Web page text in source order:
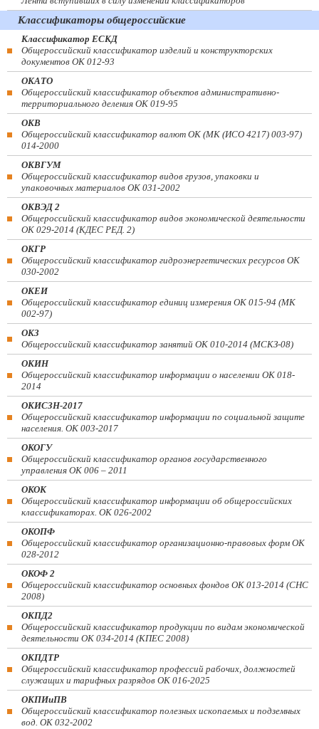
Классификаторы общероссийские
Классификатор ЕСКД
Общероссийский классификатор изделий и конструкторских
документов ОК 012-93
ОКАТО
Общероссийский классификатор объектов административно-
территориального деления ОК 019-95
ОКВ
Общероссийский классификатор валют ОК (МК (ИСО 4217) 003-97)
014-2000
ОКВГУМ
Общероссийский классификатор видов грузов, упаковки и
упаковочных материалов ОК 031-2002
ОКВЭД 2
Общероссийский классификатор видов экономической деятельности
ОК 029-2014 (КДЕС РЕД. 2)
ОКГР
Общероссийский классификатор гидроэнергетических ресурсов ОК
030-2002
ОКЕИ
Общероссийский классификатор единиц измерения ОК 015-94 (МК
002-97)
ОКЗ
Общероссийский классификатор занятий ОК 010-2014 (МСКЗ-08)
ОКИН
Общероссийский классификатор информации о населении ОК 018-
2014
ОКИСЗН-2017
Общероссийский классификатор информации по социальной защите
населения. ОК 003-2017
ОКОГУ
Общероссийский классификатор органов государственного
управления ОК 006 – 2011
ОКОК
Общероссийский классификатор информации об общероссийских
классификаторах. ОК 026-2002
ОКОПФ
Общероссийский классификатор организационно-правовых форм ОК
028-2012
ОКОФ 2
Общероссийский классификатор основных фондов ОК 013-2014 (СНС
2008)
ОКПД2
Общероссийский классификатор продукции по видам экономической
деятельности ОК 034-2014 (КПЕС 2008)
ОКПДТР
Общероссийский классификатор профессий рабочих, должностей
служащих и тарифных разрядов ОК 016-2025
ОКПИиПВ
Общероссийский классификатор полезных ископаемых и подземных
вод. ОК 032-2002